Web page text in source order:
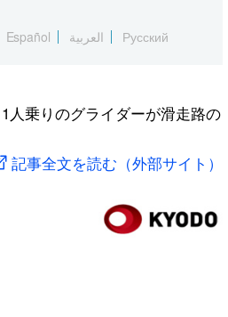
Español العربية Русский
人乗りのグライダーが滑走路の
記事全文を読む（外部サイト）